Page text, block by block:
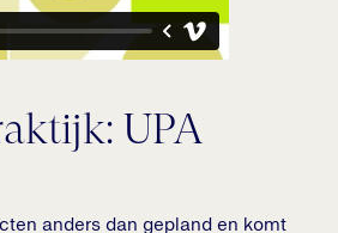
UPA
anders dan gepland en komt